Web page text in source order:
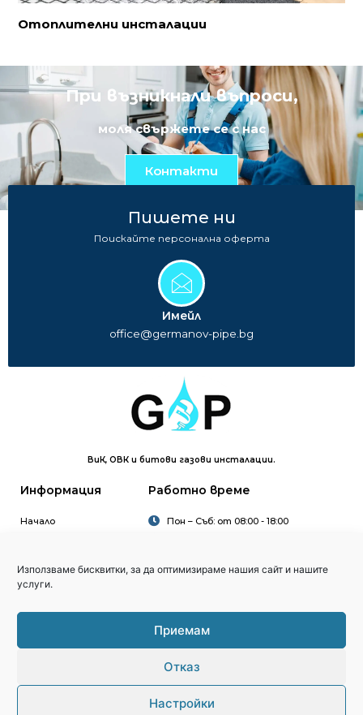
Използваме бисквитки, за да оптимизираме нашия сайт и нашите
услуги.
Приемам
Отказ
Настройки
Отоплителни инсталации
При възникнали въпроси,
моля свържете се с нас
Контакти
Пишете ни
Поискайте персонална оферта
Имейл
office@germanov-pipe.bg
ВиК, ОВК и битови газови инсталации.
Информация
Начало
Цени
Проекти
Работно време
Пон – Съб: от 08:00 - 18:00
Контакти
Гр. София кв. Манастирски ливади, ул. Ралевица №70
Copyright © 2026 germanov-pipe